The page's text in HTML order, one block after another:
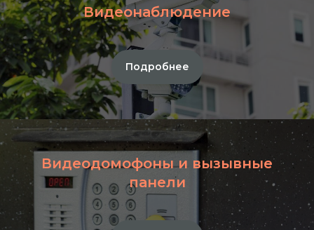
Видеонаблюдение
Подробнее
Видеодомофоны и вызывные
панели